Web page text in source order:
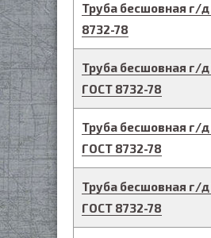
Труба бесшовная г/д
8732-78
Труба бесшовная г/д
ГОСТ 8732-78
Труба бесшовная г/д
ГОСТ 8732-78
Труба бесшовная г/д
ГОСТ 8732-78